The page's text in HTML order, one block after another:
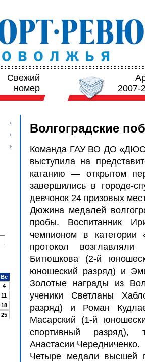
Свежий
номер
2007-
Вс
4
11
18
25
Волгоградские
Команда ГАУ ВО ДО
выступила на
катанию — открытом
завершились в городе-
девчонок 24 призовых
Дюжина медалей
пробы. Воспитанник
чемпионом в
протокол
Битюшкова (2-й
юношеский разряд) и
Золотые награды из
ученики Светланы
разряд) и Роман
Масарский (1-й
спортивный разряд),
Анастасии Чередниченко.
Четыре медали высшей